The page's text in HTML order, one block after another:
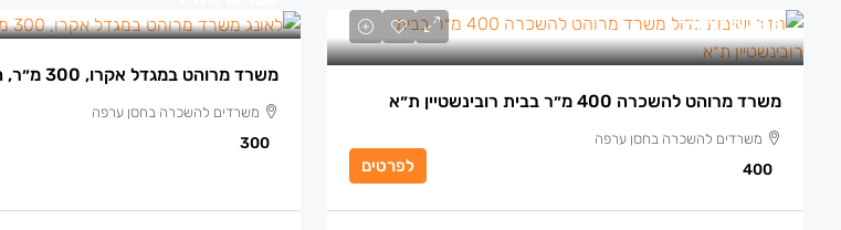
135 ₪ /למ״ר
משרד מרוהט להשכרה 400 מ״ר בבית רובינשטיין ת״א
משרדים להשכרה בחסן ערפה
400 לפרטים
משרד מרוהט במגדל אקרו, 300 מ״ר, חסן ערפה ת״א
משרדים להשכרה בחסן ערפה
300